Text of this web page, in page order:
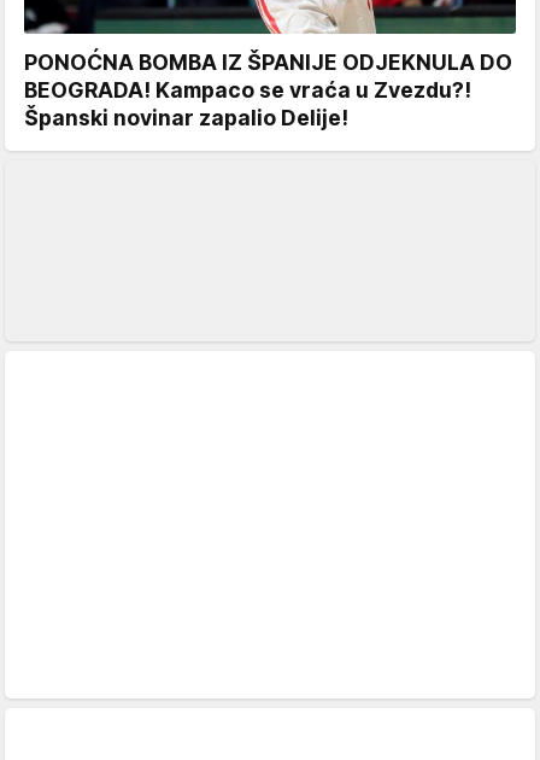
PONOĆNA BOMBA IZ ŠPANIJE ODJEKNULA DO
BEOGRADA! Kampaco se vraća u Zvezdu?!
Španski novinar zapalio Delije!